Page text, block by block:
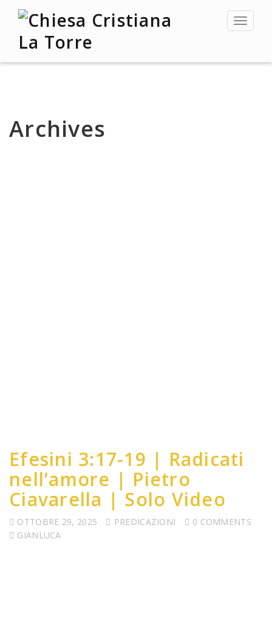
Toggle
Archives
Efesini 3:17-19 | Radicati
nell’amore | Pietro
Ciavarella | Solo Video
OTTOBRE 29, 2025 PREDICAZIONI
0 COMMENTS
GIANLUCA